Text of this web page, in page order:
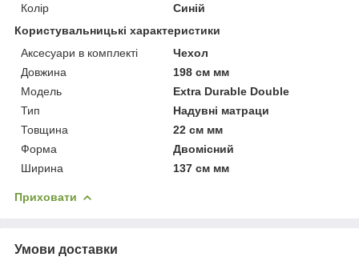
Колір
Синій
Користувальницькі характеристики
Аксесуари в комплекті
Чехол
Довжина
198 см мм
Мoдель
Extra Durable Double
Тип
Надувні матраци
Товщина
22 см мм
Форма
Двомісний
Ширина
137 см мм
Приховати
Умови доставки